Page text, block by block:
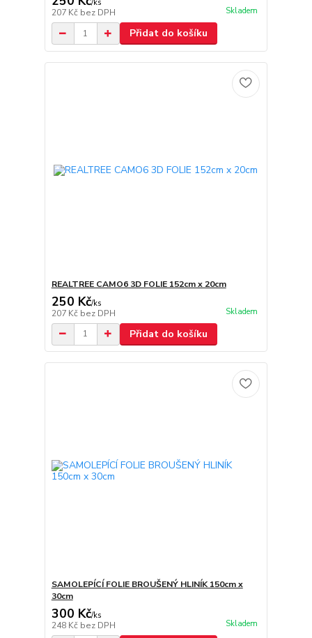
/ks
207 Kč bez DPH Skladem
Přidat do košíku
REALTREE CAMO6 3D FOLIE 152cm x 20cm
250 Kč/ks
207 Kč bez DPH Skladem
Přidat do košíku
SAMOLEPÍCÍ FOLIE BROUŠENÝ HLINÍK 150cm x
30cm
300 Kč/ks
248 Kč bez DPH Skladem